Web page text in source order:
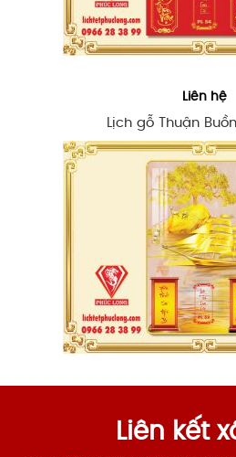
Liên hệ
Lịch gỗ Thuận
Liên kết